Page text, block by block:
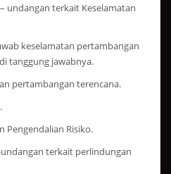
undangan terkait Keselamatan
keselamatan pertambangan
tanggung jawabnya.
pertambangan terencana.
Pengendalian Risiko.
terkait perlindungan